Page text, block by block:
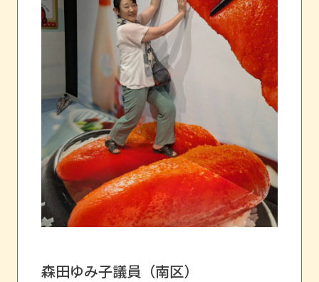
森田ゆみ子議員（南区）